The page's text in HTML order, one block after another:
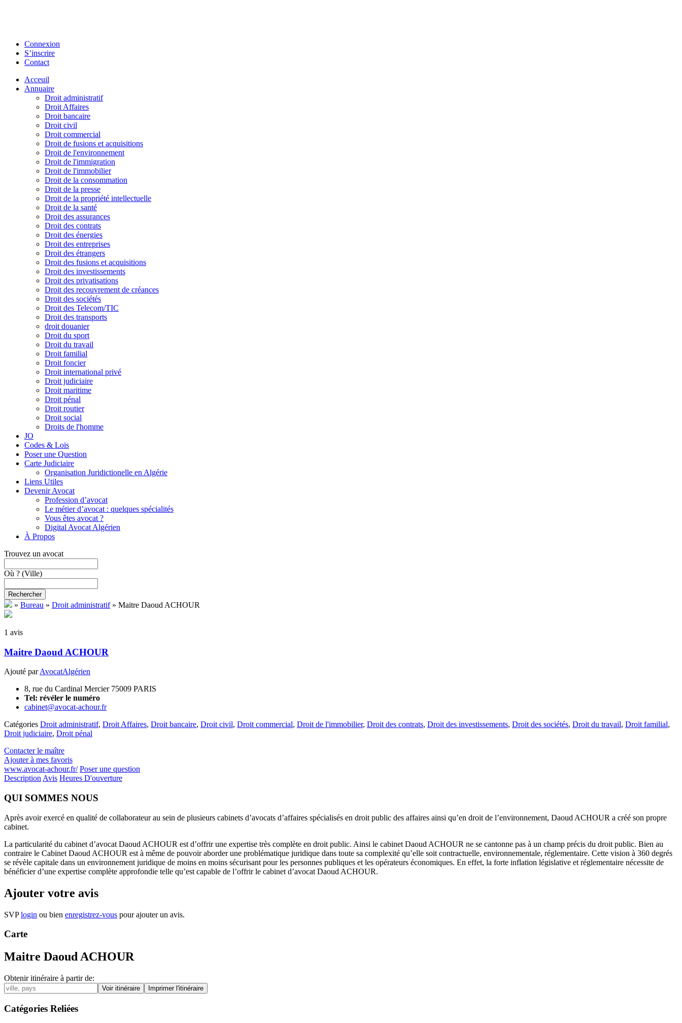
Connexion
S’inscrire
Contact
Acceuil
Annuaire
Droit administratif
Droit Affaires
Droit bancaire
Droit civil
Droit commercial
Droit de fusions et acquisitions
Droit de l'environnement
Droit de l'immigration
Droit de l'immobilier
Droit de la consommation
Droit de la presse
Droit de la propriété intellectuelle
Droit de la santé
Droit des assurances
Droit des contrats
Droit des énergies
Droit des entreprises
Droit des étrangers
Droit des fusions et acquisitions
Droit des investissements
Droit des privatisations
Droit des recouvrement de créances
Droit des sociétés
Droit des Telecom/TIC
Droit des transports
droit douanier
Droit du sport
Droit du travail
Droit familial
Droit foncier
Droit international privé
Droit judiciaire
Droit maritime
Droit pénal
Droit routier
Droit social
Droits de l'homme
JO
Codes & Lois
Poser une Question
Carte Judiciaire
Organisation Juridictionelle en Algérie
Liens Utiles
Devenir Avocat
Profession d’avocat
Le métier d’avocat : quelques spécialités
Vous êtes avocat ?
Digital Avocat Algérien
À Propos
Trouvez un avocat
Où ? (Ville)
Rechercher
» Bureau » Droit administratif » Maitre Daoud ACHOUR
1 avis
Maitre Daoud ACHOUR
Ajouté parAvocatAlgérien
8, rue du Cardinal Mercier 75009 PARIS
Tel: révéler le numéro
cabinet@avocat-achour.fr
Catégories Droit administratif, Droit Affaires, Droit bancaire, Droit civil, Droit commercial, Droit de l'immobilier, Droit des contrats, Droit des investissements, Droit des sociétés, Droit du travail, Droit familial,
Droit judiciaire, Droit pénal
Contacter le maître
Ajouter à mes favoris
www.avocat-achour.fr/ Poser une question
Description Avis Heures D'ouverture
QUI SOMMES NOUS
Après avoir exercé en qualité de collaborateur au sein de plusieurs cabinets d’avocats d’affaires spécialisés en droit public des affaires ainsi qu’en droit de l’environnement, Daoud ACHOUR a créé son propre
cabinet.
La particularité du cabinet d’avocat Daoud ACHOUR est d’offrir une expertise très complète en droit public. Ainsi le cabinet Daoud ACHOUR ne se cantonne pas à un champ précis du droit public. Bien au
contraire le Cabinet Daoud ACHOUR est à même de pouvoir aborder une problématique juridique dans toute sa complexité qu’elle soit contractuelle, environnementale, réglementaire. Cette vision à 360 degrés
se révèle capitale dans un environnement juridique de moins en moins sécurisant pour les personnes publiques et les opérateurs économiques. En effet, la forte inflation législative et réglementaire nécessite de
bénéficier d’une expertise complète approfondie telle qu’est capable de l’offrir le cabinet d’avocat Daoud ACHOUR.
Ajouter votre avis
SVPlogin ou bien enregistrez-vous pour ajouter un avis.
Carte
Maitre Daoud ACHOUR
Obtenir itinéraire à partir de:
Catégories Reliées